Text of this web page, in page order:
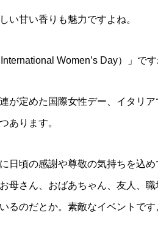
い甘い香りも魅力ですよね。
Women’s Day）」です
が定めた国際女性デー、イタリ
あります。
日頃の感謝や尊敬の気持ちを込
母さん、おばあちゃん、友人、
るのだとか。素敵なイベントです